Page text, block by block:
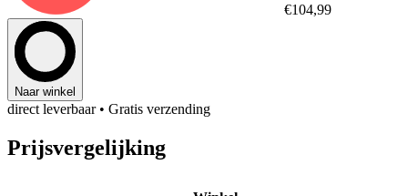
€104,99
Naar winkel
direct leverbaar • Gratis verzending
Prijsvergelijking